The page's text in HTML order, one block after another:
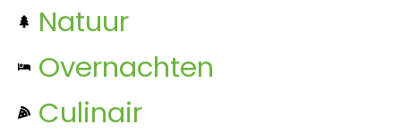
Natuur
Overnachten
Culinair